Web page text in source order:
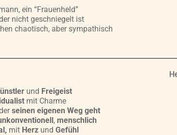
ein “Frauenheld”
nicht geschniegelt ist
chaotisch, aber sympathisch
und Freigeist
mit Charme
seinen eigenen Weg geht
, menschlich
mit Herz undGefühl